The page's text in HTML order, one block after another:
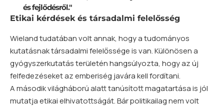
és fejlődésről."
Etikai kérdések és társadalmi felelősség
Wieland tudatában volt annak, hogy a tudományos
kutatásnak társadalmi felelőssége is van. Különösen a
gyógyszerkutatás területén hangsúlyozta, hogy az új
felfedezéseket az emberiség javára kell fordítani.
A második világháború alatt tanúsított magatartása is jól
mutatja etikai elhivatottságát. Bár politikailag nem volt